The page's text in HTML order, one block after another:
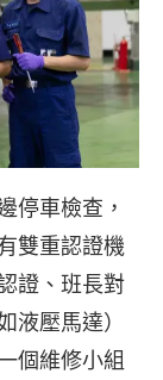
停車檢查，
雙重認證機
證、班長對
壓馬達）
個維修小組